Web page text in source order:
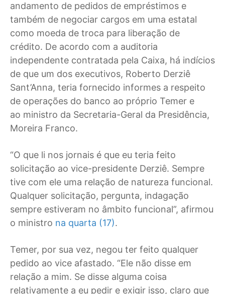
andamento de pedidos de empréstimos e
também de negociar cargos em uma estatal
como moeda de troca para liberação de
crédito. De acordo com a auditoria
independente contratada pela Caixa, há indícios
de que um dos executivos, Roberto Derziê
Sant’Anna, teria fornecido informes a respeito
de operações do banco ao próprio Temer e
ao ministro da Secretaria-Geral da Presidência,
Moreira Franco.
“O que li nos jornais é que eu teria feito
solicitação ao vice-presidente Derziê. Sempre
tive com ele uma relação de natureza funcional.
Qualquer solicitação, pergunta, indagação
sempre estiveram no âmbito funcional”, afirmou
o ministro na quarta (17).
Temer, por sua vez, negou ter feito qualquer
pedido ao vice afastado. “Ele não disse em
relação a mim. Se disse alguma coisa
relativamente a eu pedir e exigir isso, claro que